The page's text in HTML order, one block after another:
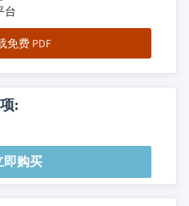
台
免费 PDF
:
即购买